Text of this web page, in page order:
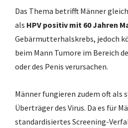
Das Thema betrifft Männer
als HPV positiv mit 60 Jahren
Gebärmutterhalskrebs, jedoch
beim Mann Tumore im Bereich
oder des Penis verursachen.
Männer fungieren zudem oft als
Überträger des Virus. Da es für
standardisiertes Screening-